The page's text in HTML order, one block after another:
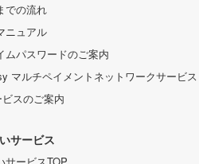
での流れ
ニュアル
ムパスワードのご案内
マルチペイメントネットワークサービス
スのご案内
サービス